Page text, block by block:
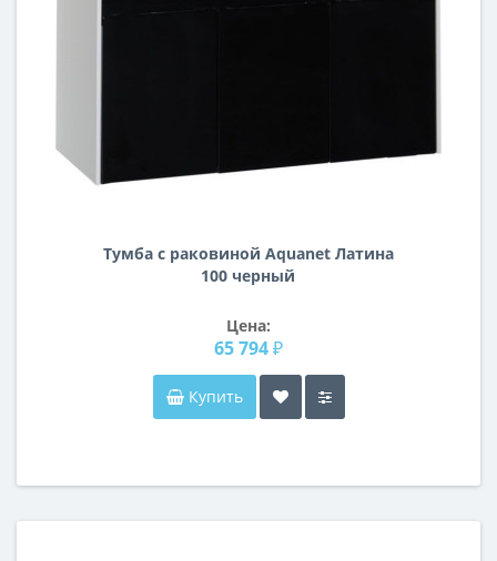
Тумба с раковиной Aquanet Латина
100 черный
Цена:
65 794 ₽
Купить